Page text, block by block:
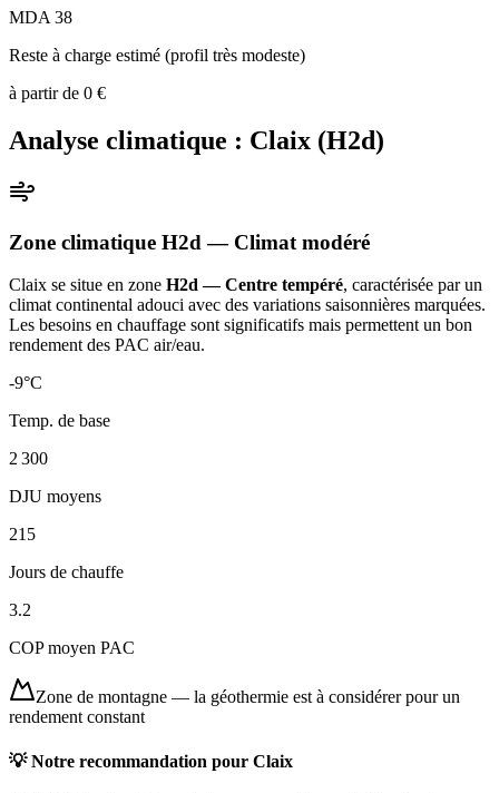
MDA 38
Reste à charge estimé (profil très modeste)
à partir de 0 €
Analyse climatique : Claix (H2d)
Zone climatique H2d — Climat modéré
Claix se situe en zone H2d — Centre tempéré, caractérisée par un
climat continental adouci avec des variations saisonnières marquées.
Les besoins en chauffage sont significatifs mais permettent un bon
rendement des PAC air/eau.
-9°C
Temp. de base
2 300
DJU moyens
215
Jours de chauffe
3.2
COP moyen PAC
Zone de montagne — la géothermie est à considérer pour un
rendement constant
💡 Notre recommandation pour Claix